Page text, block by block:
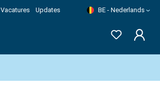
Vacatures Updates BE - Nederlands